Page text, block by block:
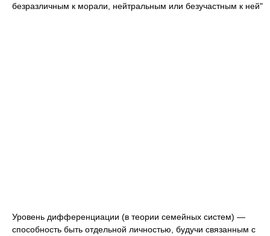
безразличным к морали, нейтральным или безучастным к ней"
Уровень дифференциации (в теории семейных систем) —
способность быть отдельной личностью, будучи связанным с